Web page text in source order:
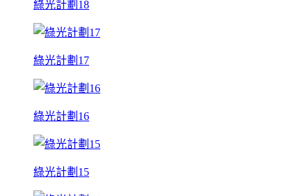
綠光計劃18
綠光計劃17
綠光計劃16
綠光計劃15